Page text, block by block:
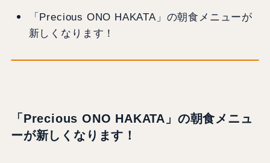
「Precious ONO HAKATA」の朝食メニューが
新しくなります！
「Precious ONO HAKATA」の朝食メニュ
ーが新しくなります！